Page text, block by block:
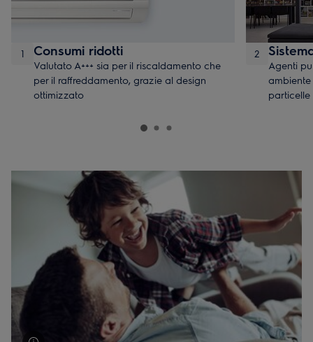
1 Consumi ridotti
Valutato A+++ sia per il riscaldamento che
per il raffreddamento, grazie al design
ottimizzato
2
Agenti
particelle